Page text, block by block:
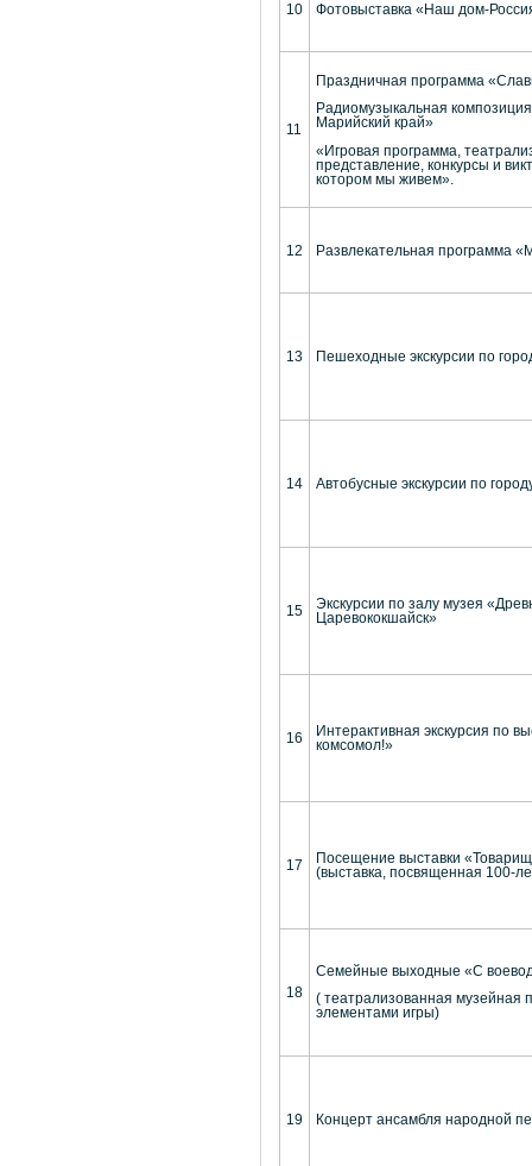
10 Фотовыставка «Наш дом-
11
Праздничная программа
Радиомузыкальная
Марийский край»
«Игровая программа,
представление, конкурсы и
котором мы живем».
12 Развлекательная программа
13 Пешеходные экскурсии по
14 Автобусные экскурсии по
15
Экскурсии по залу музея
Царевококшайск»
16
Интерактивная экскурсия по
комсомол!»
17
Посещение выставки
(выставка, посвященная 100-
18
Семейные выходные «С
( театрализованная музейная
элементами игры)
19 Концерт ансамбля народной